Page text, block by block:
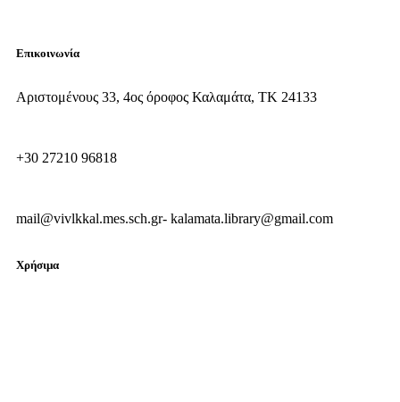
Επικοινωνία
Αριστομένους 33, 4ος όροφος Καλαμάτα, ΤΚ 24133
+30 27210 96818
mail@vivlkkal.mes.sch.gr- kalamata.library@gmail.com
Χρήσιμα